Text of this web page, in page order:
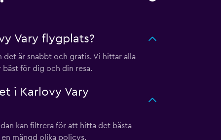
Vary flygplats?
är snabbt och gratis. Vi hittar alla
för dig och din resa.
i Karlovy Vary
kan filtrera för att hitta det bästa
mängd olika policys.